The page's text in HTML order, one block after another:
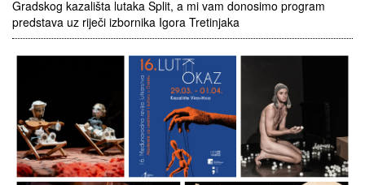
Gradskog kazališta lutaka Split, a mi vam donosimo program
predstava uz riječi izbornika Igora Tretinjaka